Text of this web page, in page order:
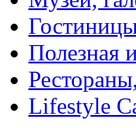
Полезная
Lifestyle